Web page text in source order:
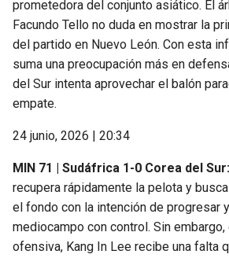
prometedora del conjunto asiático. El
Facundo Tello no duda en mostrar la
del partido en Nuevo León. Con esta
suma una preocupación más en
del Sur intenta aprovechar el balón
empate.
24 junio, 2026 | 20:34
MIN 71 | Sudáfrica 1-0 Corea del Sur:
recupera rápidamente la pelota y
el fondo con la intención de progresar
mediocampo con control. Sin
ofensiva, Kang In Lee recibe una falta